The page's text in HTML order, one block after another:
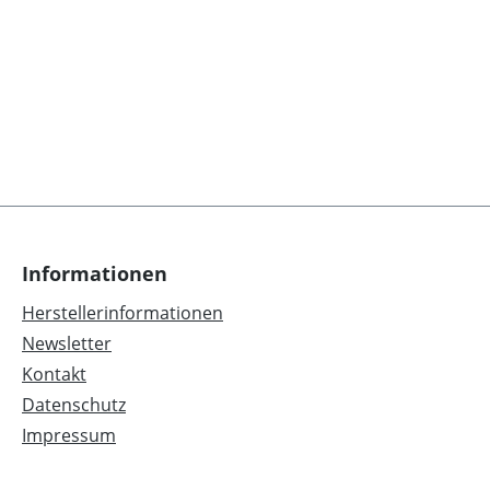
Informationen
Herstellerinformationen
Newsletter
Kontakt
Datenschutz
Impressum